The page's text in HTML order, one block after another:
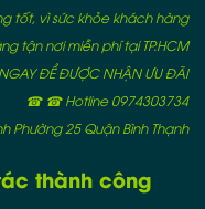
tốt, vì sức khỏe khách hàng
tận nơi miễn phí tại TP.HCM
ĐỂ ĐƯỢC NHẬN ƯU ĐÃI
☎ ☎ Hotline 0974303734
Phường 25 Quận Bình Thạnh
thành công